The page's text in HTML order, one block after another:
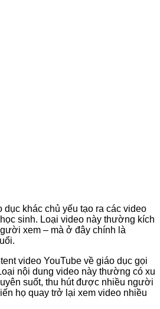
dục khác chủ yếu tạo ra các video
sinh. Loại video này thường kích
xem – mà ở đây chính là
video YouTube về giáo dục gọi
nội dung video này thường có xu
suốt, thu hút được nhiều người
họ quay trở lại xem video nhiều